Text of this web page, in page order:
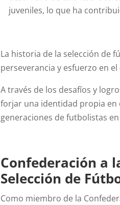
juveniles, lo que ha
La historia de la selección de
perseverancia y esfuerzo en
A través de los desafíos y
forjar una identidad propia
generaciones de futbolistas en
Confederación a
Selección de
Como miembro de la